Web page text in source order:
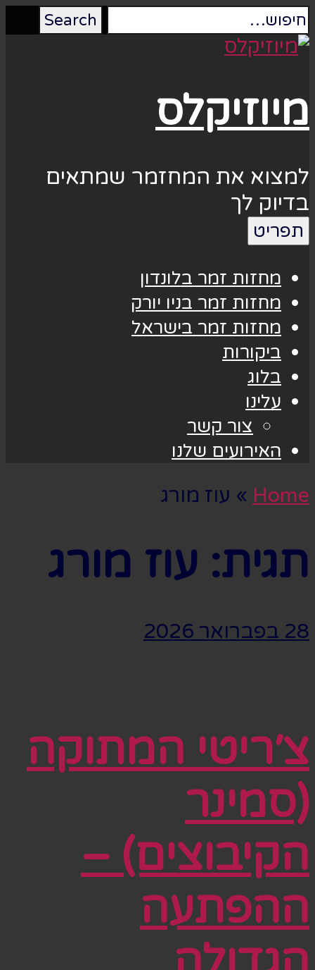
מיוזיקלס
למצוא את המחזמר שמתאים
בדיוק לך
תפריט
מחזות זמר בלונדון
מחזות זמר בניו יורק
מחזות זמר בישראל
ביקורות
בלוג
עלינו
צור קשר
האירועים שלנו
Home
» עוז מורג
תגית: עוז מורג
28 בפברואר 2026
צ׳ריטי המתוקה
(סמינר
הקיבוצים) –
ההפתעה